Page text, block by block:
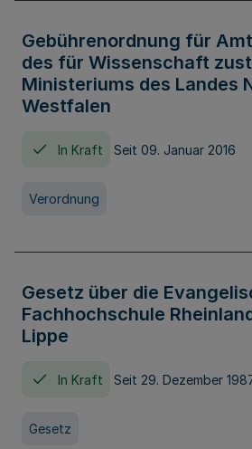
Gebührenordnung für
des für Wissenschaft
Ministeriums des Landes
Westfalen
In Kraft Seit 09. Januar 2016
Verordnung
Gesetz über die
Fachhochschule
Lippe
In Kraft Seit 29. Dezember
Gesetz